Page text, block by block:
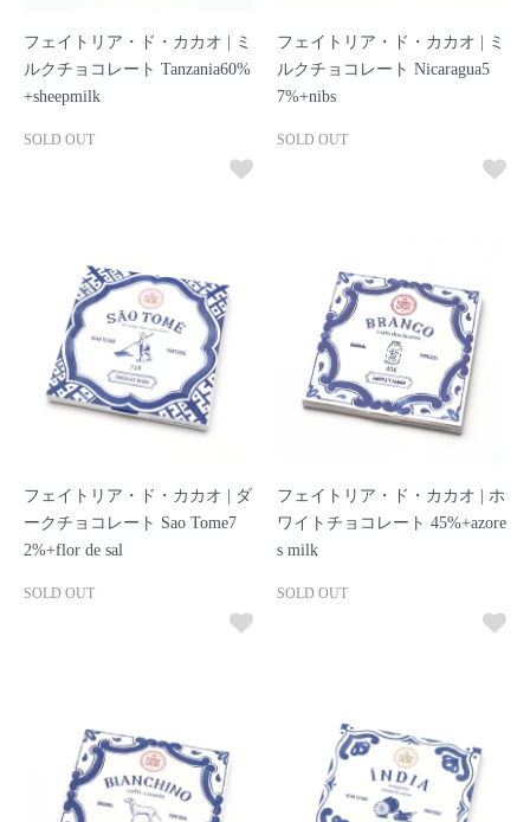
フェイトリア・ド・カカオ | ミ
ルクチョコレート Tanzania60%
+sheepmilk
SOLD OUT
フェイトリア・ド・カカオ | ミ
ルクチョコレート Nicaragua5
7%+nibs
SOLD OUT
フェイトリア・ド・カカオ | ダ
ークチョコレート Sao Tome7
2%+flor de sal
SOLD OUT
フェイトリア・ド・カカオ | ホ
ワイトチョコレート 45%+azore
s milk
SOLD OUT